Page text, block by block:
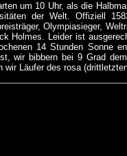
um 10 Uhr, als die
der Welt. Offiziell
Olympiasieger,
Holmes. Leider ist
14 Stunden Sonne
wir bibbern bei 9 Grad
wir Läufer des rosa